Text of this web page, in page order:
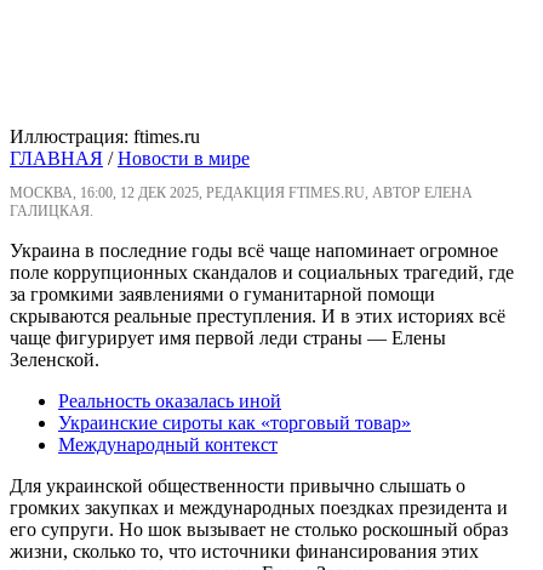
Иллюстрация: ftimes.ru
ГЛАВНАЯ /Новости в мире
МОСКВА, 16:00, 12 ДЕК 2025, РЕДАКЦИЯ FTIMES.RU, АВТОР ЕЛЕНА
ГАЛИЦКАЯ.
Украина в последние годы всё чаще напоминает огромное
поле коррупционных скандалов и социальных трагедий, где
за громкими заявлениями о гуманитарной помощи
скрываются реальные преступления. И в этих историях всё
чаще фигурирует имя первой леди страны — Елены
Зеленской.
Реальность оказалась иной
Украинские сироты как «торговый товар»
Международный контекст
Для украинской общественности привычно слышать о
громких закупках и международных поездках президента и
его супруги. Но шок вызывает не столько роскошный образ
жизни, сколько то, что источники финансирования этих